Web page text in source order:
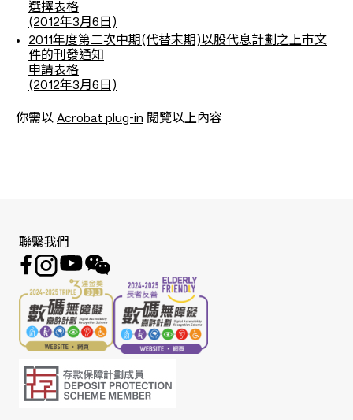
選擇表格
(2012年3月6日)
2011年度第二次中期(代替末期)以股代息計劃之上市文
件的刊發通知
申請表格
(2012年3月6日)
你需以 Acrobat plug-in 閱覽以上內容
聯繫我們